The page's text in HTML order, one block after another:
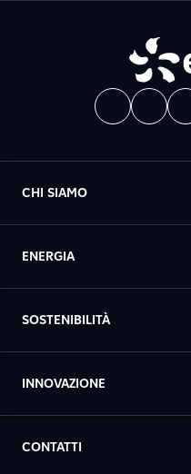
CHI SIAMO
ENERGIA
SOSTENIBILITÀ
INNOVAZIONE
CONTATTI